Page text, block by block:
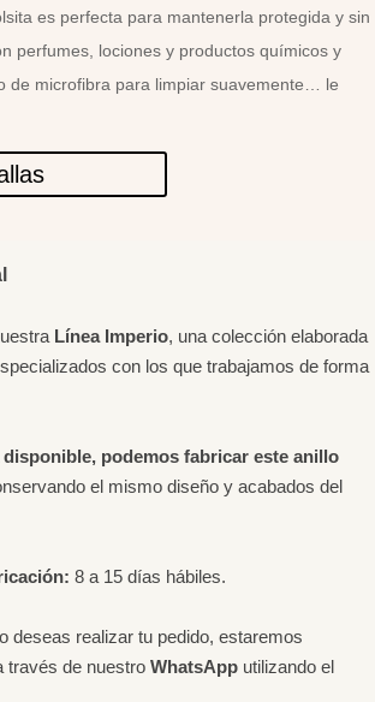
es perfecta para mantenerla protegida y sin
perfumes, lociones y productos químicos y
de microfibra para limpiar suavemente… le
Línea Imperio, una colección elaborada
con los que trabajamos de forma
podemos fabricar este anillo
el mismo diseño y acabados del
8 a 15 días hábiles.
deseas realizar tu pedido, estaremos
través de nuestroWhatsApp utilizando el